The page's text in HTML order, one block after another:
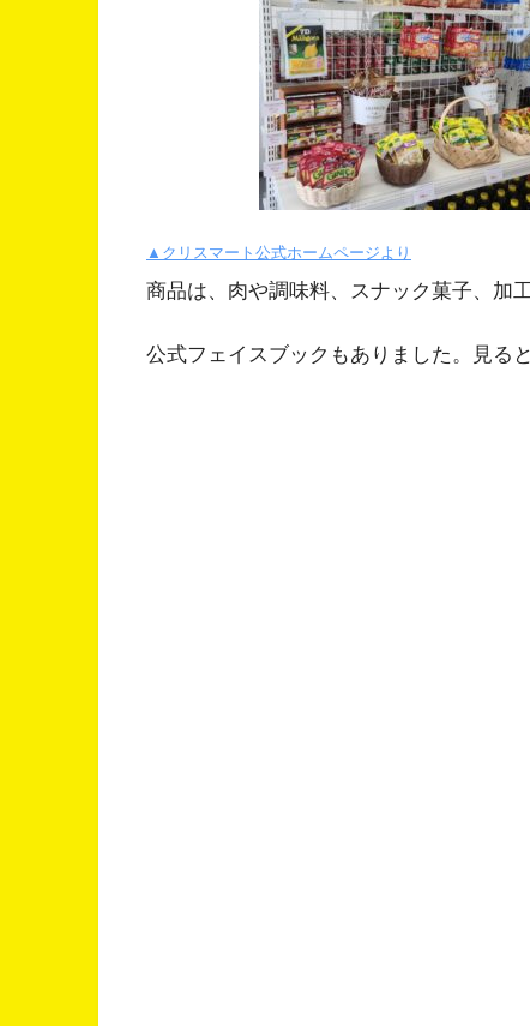
▲ クリスマート 公式ホームページより
商品は、肉や調味料、スナック菓子、加
公式フェイスブックもありました。見る